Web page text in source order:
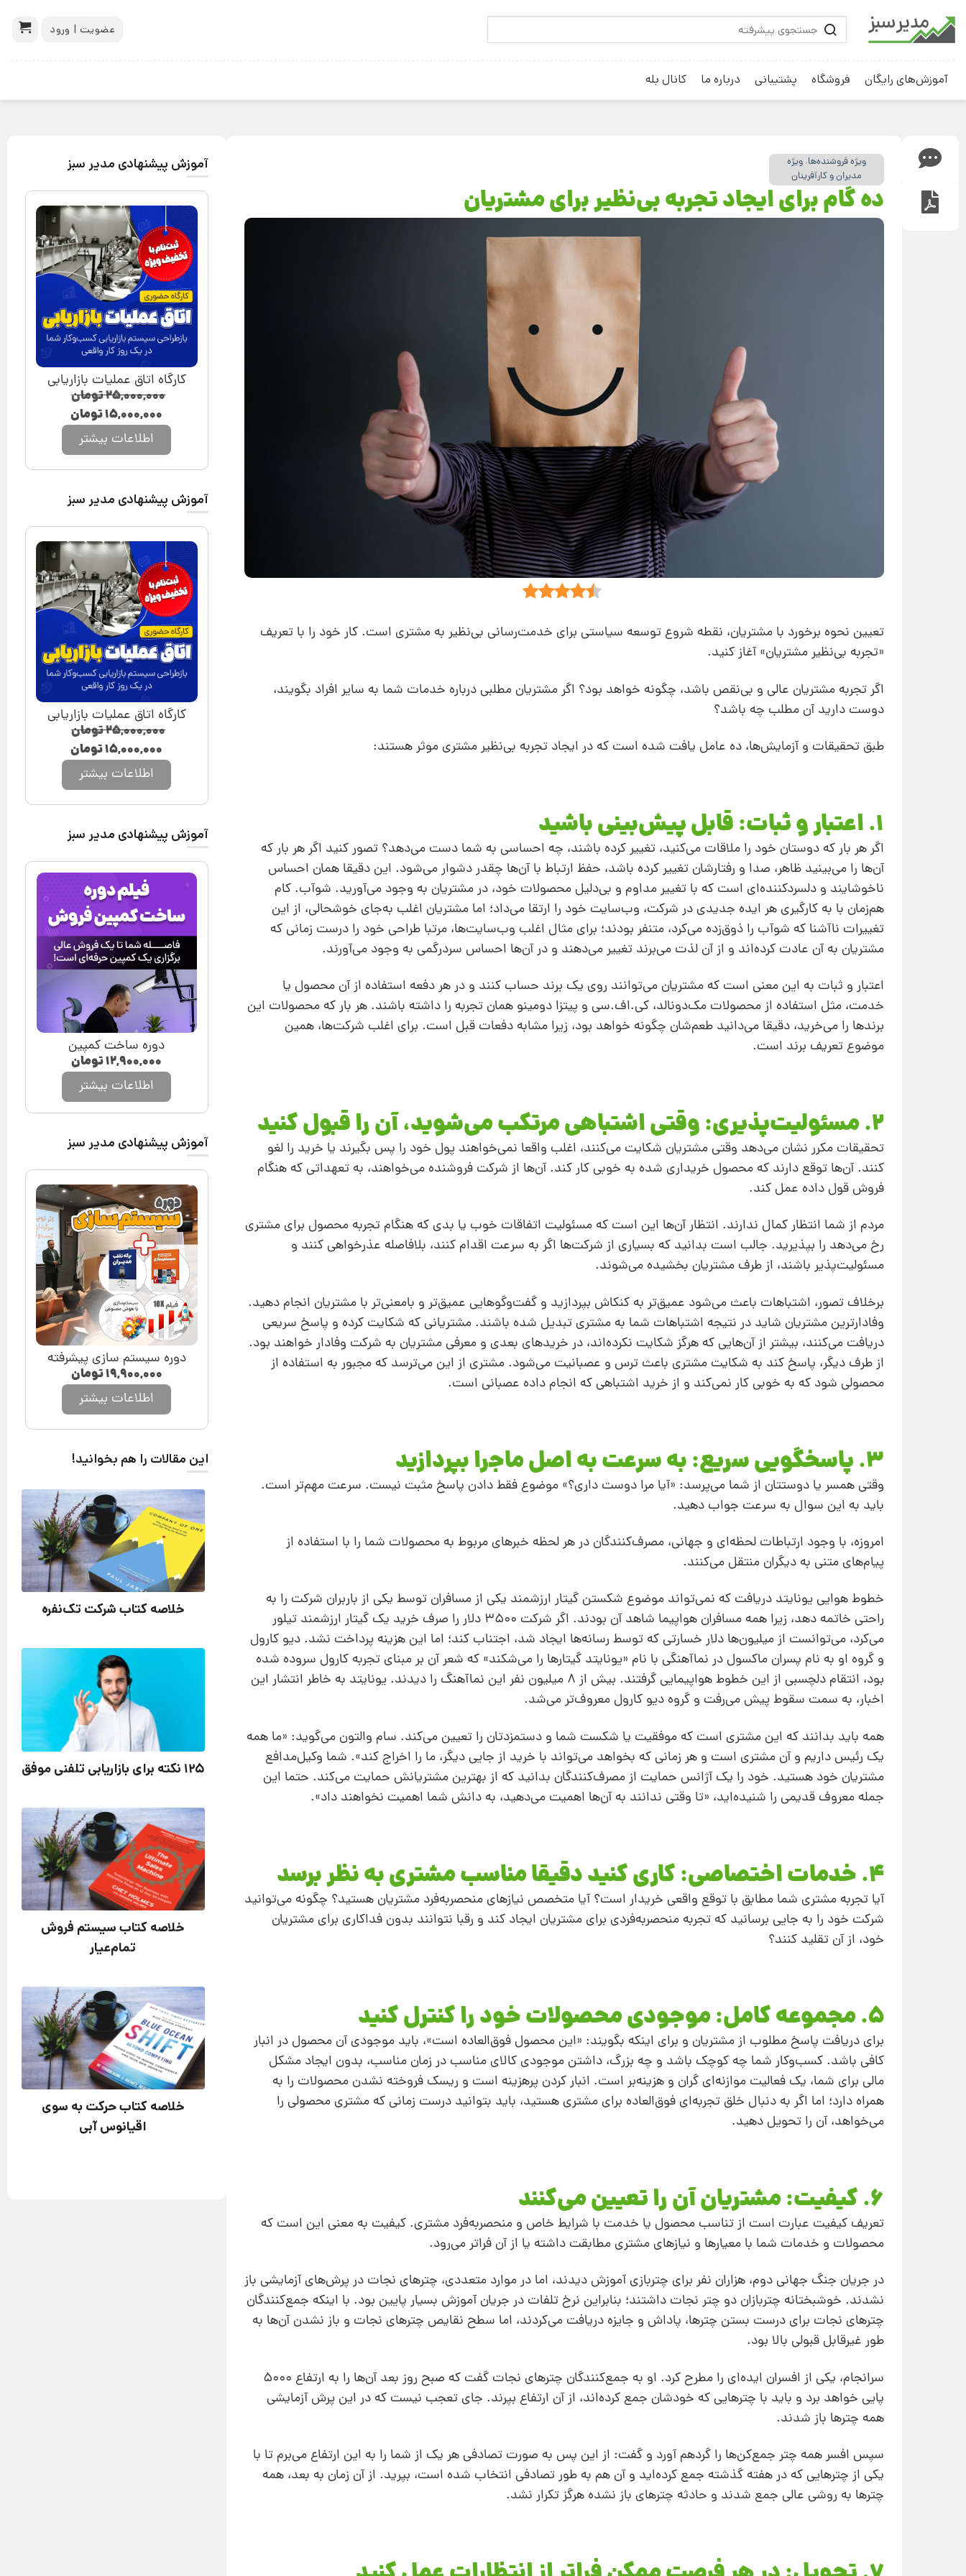
عضویت | ورود
آموزش‌های رایگان فروشگاه پشتیبانی درباره ما کانال بله
ویژه فروشنده‌ها،ویژه
مدیران و کارآفرینان
ده گام برای ایجاد تجربه بی‌نظیر برای مشتریان
تعیین نحوه برخورد با مشتریان، نقطه شروع توسعه سیاستی برای خدمت‌رسانی بی‌نظیر به مشتری است. کار خود را با تعریف
«تجربه بی‌نظیر مشتریان» آغاز کنید.
اگر تجربه مشتریان عالی و بی‌نقص باشد، چگونه خواهد بود؟ اگر مشتریان مطلبی درباره خدمات شما به سایر افراد بگویند،
دوست دارید آن مطلب چه باشد؟
طبق تحقیقات و آزمایش‌ها، ده عامل یافت شده است که در ایجاد تجربه بی‌نظیر مشتری موثر هستند:
1. اعتبار و ثبات: قابل پیش‌بینی باشید
اگر هر بار که دوستان خود را ملاقات می‌کنید، تغییر کرده باشند، چه احساسی به ‌شما دست می‌دهد؟ تصور کنید اگر هر‌ بار که
آن‌ها را می‌بینید ظاهر، صدا و رفتارشان تغییر کرده باشد، حفظ ارتباط با آن‌ها چقدر دشوار می‌شود. این دقیقا همان احساس
ناخوشایند و دلسرد‌کننده‌ای است که با تغییر مداوم و بی‌دلیل محصولات خود، در مشتریان به ‌وجود می‌آورید. شوآب. کام
هم‌زمان با به‌ کار‌گیری هر ایده جدیدی در شرکت، وب‌سایت خود را ارتقا می‌داد؛ اما مشتریان اغلب به‌جای خوشحالی، از این
تغییرات ناآشنا که شوآب را ذوق‌زده می‌کرد، متنفر بودند؛ برای مثال اغلب وب‌سایت‌ها، مرتبا طراحی خود را درست زمانی که
مشتریان به آن عادت کرده‌اند و از آن لذت می‌برند تغییر می‌دهند و در آن‌ها احساس سردرگمی به‌ وجود می‌آورند.
اعتبار و ثبات به‌ این معنی است که مشتریان می‌توانند روی یک برند حساب کنند و در هر دفعه استفاده از آن محصول یا
خدمت، مثل استفاده از محصولات مک‌دونالد، کی.اف.سی و پیتزا دومینو همان تجربه را داشته باشند. هر بار که محصولات این
برندها را می‌خرید، دقیقا می‌دانید طعم‌شان چگونه خواهد بود، زیرا مشابه دفعات قبل است. برای اغلب شرکت‌ها، همین
موضوع تعریف برند است.
2. مسئولیت‌پذیری: وقتی اشتباهی مرتکب می‌شوید، آن ‌را قبول کنید
تحقیقات مکرر نشان می‌دهد وقتی مشتریان شکایت می‌کنند، اغلب واقعا نمی‌خواهند پول خود را پس بگیرند یا خرید را لغو
کنند. آن‌ها توقع دارند که محصول خریداری شده به‌ خوبی کار کند. آن‌ها از شرکت فروشنده می‌خواهند، به تعهداتی که هنگام
فروش قول داده عمل کند.
مردم از شما انتظار کمال ندارند. انتظار آن‌ها این است که مسئولیت اتفاقات خوب یا بدی که هنگام تجربه محصول برای مشتری
رخ می‌دهد را بپذیرید. جالب است بدانید که بسیاری از شرکت‌ها اگر به ‌سرعت اقدام کنند، بلافاصله عذرخواهی کنند و
مسئولیت‌پذیر باشند، از طرف مشتریان بخشیده می‌شوند.
بر‌خلاف تصور، اشتباهات باعث می‌شود عمیق‌تر به کنکاش بپردازید و گفت‌وگوهایی عمیق‌تر و با‌معنی‌تر با مشتریان انجام دهید.
وفادارترین مشتریان شاید در نتیجه اشتباهات شما به مشتری تبدیل شده باشند. مشتریانی که شکایت کرده و پاسخ سریعی
دریافت می‌کنند، بیشتر از آن‌هایی که هرگز شکایت نکرده‌اند، در خرید‌های بعدی و معرفی مشتریان به شرکت وفادار خواهند بود.
از طرف دیگر، پاسخ کند به شکایت مشتری باعث ترس و عصبانیت می‌شود. مشتری از این می‌ترسد که مجبور به استفاده از
محصولی شود که به ‌خوبی کار نمی‌کند و از خرید اشتباهی که انجام داده عصبانی است.
3. پاسخگویی سریع: به سرعت به اصل ماجرا بپردازید
وقتی همسر یا دوستتان از شما می‌پرسد: «آیا مرا دوست داری؟» موضوع فقط دادن پاسخ مثبت نیست. سرعت مهم‌تر است.
باید به این سوال به‌ سرعت جواب دهید.
امروزه، با وجود ارتباطات لحظه‌ای و جهانی، مصرف‌کنندگان در هر لحظه خبرهای مربوط به محصولات شما را با استفاده از
پیام‌های متنی به دیگران منتقل می‌کنند.
خطوط هوایی یونایتد دریافت که نمی‌تواند موضوع شکستن گیتار ارزشمند یکی از مسافران توسط یکی از باربران شرکت را به‌
راحتی خاتمه دهد، زیرا همه مسافران هواپیما شاهد آن بودند. اگر شرکت 3500 دلار را صرف خرید یک گیتار ارزشمند تیلور
می‌کرد، می‌توانست از میلیون‌ها دلار خسارتی که توسط رسانه‌ها ایجاد شد، اجتناب کند؛ اما این هزینه پرداخت نشد. دیو کارول
و گروه او به نام پسران ماکسول در نماآهنگی با نام «یونایتد گیتارها را می‌شکند» که شعر آن بر‌ مبنای تجربه کارول سروده شده
بود، انتقام دلچسبی از این خطوط هواپیمایی گرفتند. بیش از 8 میلیون نفر این نما‌آهنگ را دیدند. یونایتد به ‌خاطر انتشار این
اخبار، به‌ سمت سقوط پیش می‌رفت و گروه دیو کارول معروف‌تر می‌شد.
همه باید بدانند که این مشتری است که موفقیت یا شکست شما و دستمزدتان را تعیین می‌کند. سام والتون می‌گوید: «ما همه
یک رئیس داریم و آن مشتری است و هر زمانی که بخواهد می‌تواند با خرید از جایی دیگر، ما را اخراج کند». شما وکیل‌مدافع
مشتریان خود هستید. خود را یک آژانس حمایت از مصرف‌کنندگان بدانید که از بهترین مشتریانش حمایت می‌کند. حتما این
جمله معروف قدیمی را شنیده‌اید، «تا وقتی ندانند به آن‌ها اهمیت می‌دهید، به دانش شما اهمیت نخواهند داد».
4. خدمات اختصاصی: کاری کنید دقیقا مناسب مشتری به‌ نظر برسد
آیا تجربه مشتری شما مطابق با توقع واقعی خریدار است؟ آیا متخصص نیازهای منحصر‌به‌فرد مشتریان هستید؟ چگونه می‌توانید
شرکت خود را به جایی برسانید که تجربه منحصربه‌فردی برای مشتریان ایجاد کند و رقبا نتوانند بدون فداکاری برای مشتریان
خود، از آن تقلید کنند؟
5. مجموعه کامل: موجودی محصولات خود را کنترل کنید
برای دریافت پاسخ مطلوب از مشتریان و برای اینکه بگویند: «این محصول فوق‌العاده است»، باید موجودی آن محصول در انبار
کافی باشد. کسب‌و‌کار شما چه کوچک باشد و چه بزرگ، داشتن موجودی کالای مناسب در زمان مناسب، بدون ایجاد مشکل
مالی برای شما، یک فعالیت موازنه‌ای گران و هزینه‌بر است. انبار کردن پرهزینه است و ریسک فروخته‌ نشدن محصولات را به‌
همراه دارد؛ اما اگر به‌ دنبال خلق تجربه‌ای فوق‌العاده برای مشتری هستید، باید بتوانید درست زمانی که مشتری محصولی را
می‌خواهد، آن ‌را تحویل دهید.
6. کیفیت: مشتریان آن‌ را تعیین می‌کنند
تعریف کیفیت عبارت است از تناسب محصول یا خدمت با شرایط خاص و منحصر‌به‌فرد مشتری. کیفیت به‌ معنی این است که
محصولات و خدمات شما با معیارها و نیازهای مشتری مطابقت داشته یا از آن فراتر می‌رود.
در جریان جنگ جهانی دوم، هزاران نفر برای چتربازی آموزش دیدند، اما در موارد متعددی، چترهای نجات در پرش‌های آزمایشی باز
نشدند. خوشبختانه چتربازان دو چتر نجات داشتند؛ بنابراین نرخ تلفات در جریان آموزش بسیار پایین بود. با اینکه جمع‌کنندگان
چترهای نجات برای درست بستن چترها، پاداش و جایزه دریافت می‌کردند، اما سطح نقایص چترهای نجات و باز نشدن آن‌ها به‌
طور غیر‌قابل‌ قبولی بالا بود.
سرانجام، یکی از افسران ایده‌ای را مطرح کرد. او به جمع‌کنندگان چترهای نجات گفت که صبح روز بعد آن‌ها را به ارتفاع 5000
پایی خواهد برد و باید با چترهایی که خودشان جمع کرده‌اند، از آن ارتفاع بپرند. جای تعجب نیست که در این پرش آزمایشی
همه چترها باز شدند.
سپس افسر همه چتر‌ جمع‌کن‌ها را گردهم آورد و گفت: از این‌ پس به‌ صورت تصادفی هر‌ یک از شما را به این ارتفاع می‌برم تا با
یکی از چترهایی که در هفته گذشته جمع کرده‌اید و آن‌ هم به‌ طور تصادفی انتخاب شده است، بپرید. از آن زمان به بعد، همه
چترها به‌ روشی عالی جمع شدند و حادثه چترهای باز‌ نشده هرگز تکرار نشد.
آموزش پیشنهادی مدیر سبز
کارگاه اتاق عملیات بازاریابی
۲۵,۰۰۰,۰۰۰تومان
۱۵,۰۰۰,۰۰۰تومان
اطلاعات بیشتر
آموزش پیشنهادی مدیر سبز
کارگاه اتاق عملیات بازاریابی
۲۵,۰۰۰,۰۰۰تومان
۱۵,۰۰۰,۰۰۰تومان
اطلاعات بیشتر
آموزش پیشنهادی مدیر سبز
دوره ساخت کمپین
۱۲,۹۰۰,۰۰۰تومان
اطلاعات بیشتر
آموزش پیشنهادی مدیر سبز
دوره سیستم سازی پیشرفته
۱۹,۹۰۰,۰۰۰تومان
اطلاعات بیشتر
این مقالات را هم بخوانید!
خلاصه کتاب شرکت تک‌نفره
125 نکته برای بازاریابی تلفنی موفق
خلاصه کتاب سیستم فروش
تمام‌عیار
خلاصه کتاب حرکت به سوی
اقیانوس آبی